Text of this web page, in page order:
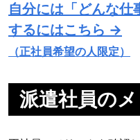
自分には「どんな仕
するにはこちら →
（正社員希望の人限定）
派遣社員の